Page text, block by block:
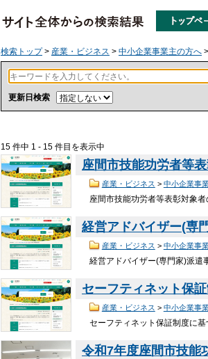
検索トップ> 産業・ビジネス > 中小企業事業主の方へ
更新日検索
15 件中 1 - 15 件目を表示中
座間市技能功労者等
産業・ビジネス > 中小企業事
座間市技能功労者等表彰対象
経営アドバイザー(専
産業・ビジネス > 中小企業事
経営アドバイザー(専門家)派
セーフティネット保
産業・ビジネス > 中小企業事
セーフティネット保証制度に
令和7年度座間市技能